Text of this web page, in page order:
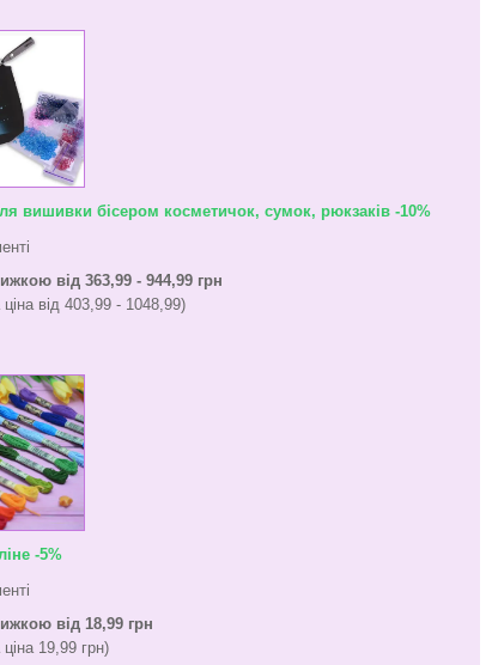
вишивки бісером косметичок, сумок, рюкзаків -10%
від 363,99 - 944,99 грн
від 403,99 - 1048,99)
-5%
від 18,99 грн
19,99 грн)